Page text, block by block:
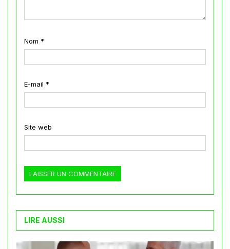
Nom *
E-mail *
Site web
LIRE AUSSI